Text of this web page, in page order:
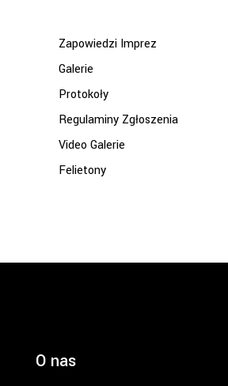
Zapowiedzi Imprez
Galerie
Protokoły
Regulaminy Zgłoszenia
Video Galerie
Felietony
O nas